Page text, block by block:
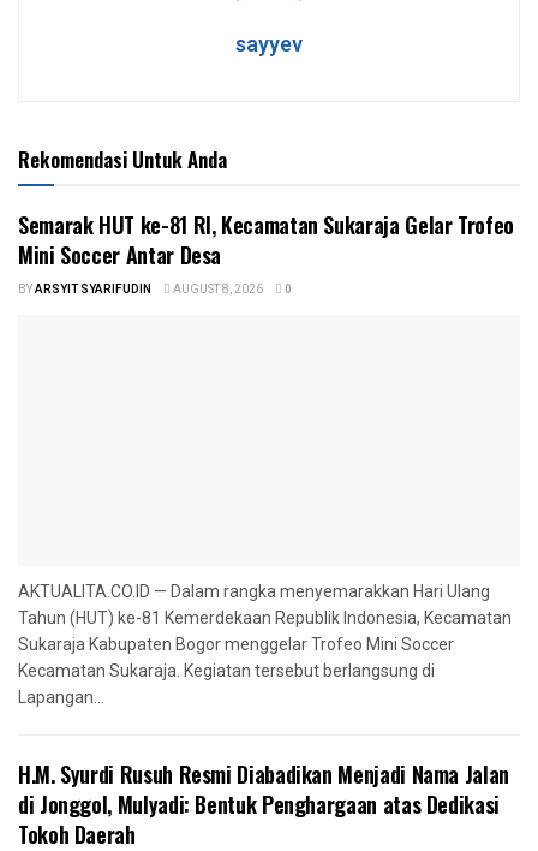
sayyev
Rekomendasi Untuk Anda
Semarak HUT ke-81 RI, Kecamatan Sukaraja Gelar Trofeo
Mini Soccer Antar Desa
BYARSYIT SYARIFUDIN AUGUST 8, 2026 0
AKTUALITA.CO.ID — Dalam rangka menyemarakkan Hari Ulang
Tahun (HUT) ke-81 Kemerdekaan Republik Indonesia, Kecamatan
Sukaraja Kabupaten Bogor menggelar Trofeo Mini Soccer
Kecamatan Sukaraja. Kegiatan tersebut berlangsung di
Lapangan...
H.M. Syurdi Rusuh Resmi Diabadikan Menjadi Nama Jalan
di Jonggol, Mulyadi: Bentuk Penghargaan atas Dedikasi
Tokoh Daerah